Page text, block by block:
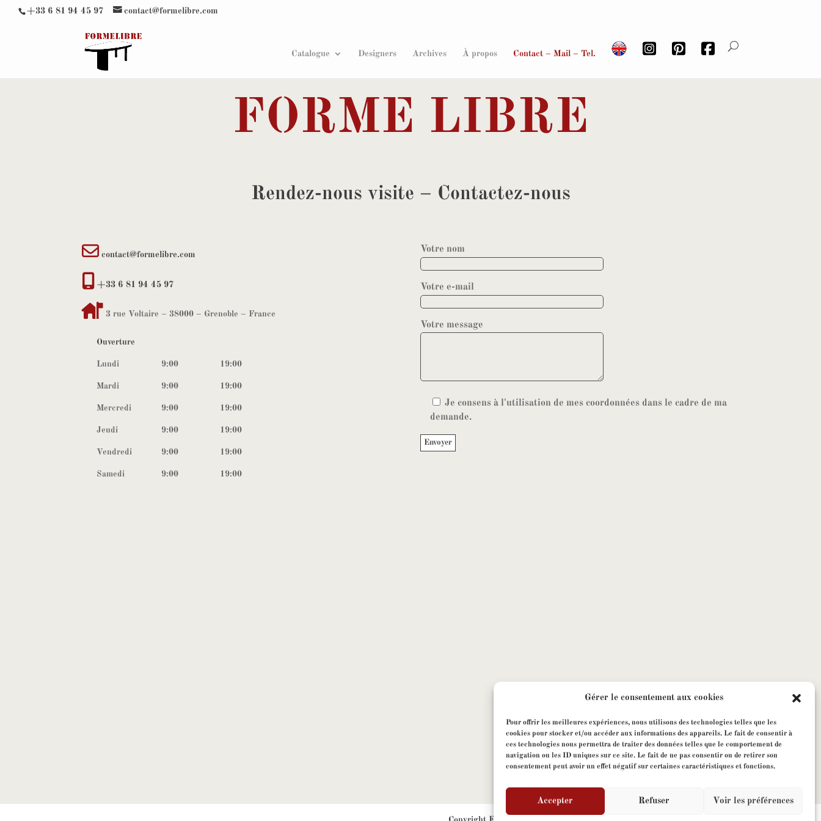
Gérer le consentement aux cookies
Pour offrir les meilleures expériences, nous utilisons des technologies telles que les
cookies pour stocker et/ou accéder aux informations des appareils. Le fait de consentir à
ces technologies nous permettra de traiter des données telles que le comportement de
navigation ou les ID uniques sur ce site. Le fait de ne pas consentir ou de retirer son
consentement peut avoir un effet négatif sur certaines caractéristiques et fonctions.
Accepter Refuser Voir les préférences
+33 6 81 94 45 97 contact@formelibre.com
Catalogue Designers Archives À propos Contact – Mail – Tel.
FORME LIBRE
Rendez-nous visite – Contactez-nous
contact@formelibre.com
+33 6 81 94 45 97
3 rue Voltaire – 38000 – Grenoble – France
Ouverture
Lundi 9:00 19:00
Mardi 9:00 19:00
Mercredi 9:00 19:00
Jeudi 9:00 19:00
Vendredi 9:00 19:00
Samedi 9:00 19:00
Votre nom
Votre e-mail
Votre message
Je consens à l'utilisation de mes coordonnées dans le cadre de ma
demande.